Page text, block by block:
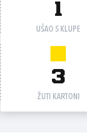
1
UŠAO S KLUPE
3
ŽUTI KARTONI